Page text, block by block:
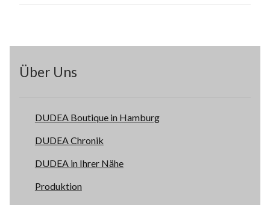
Über Uns
DUDEA Boutique in Hamburg
DUDEA Chronik
DUDEA in Ihrer Nähe
Produktion